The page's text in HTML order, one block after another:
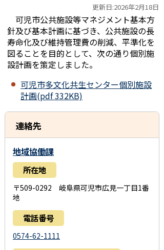
更新日:2026年2月18日
可児市公共施設等マネジメント基本方
針及び基本計画に基づき、公共施設の長
寿命化及び維持管理費の削減、平準化を
図ることを目的として、次の通り個別施
設計画を策定しました。
可児市多文化共生センター個別施設
計画(pdf 332KB)
連絡先
地域協働課
所在地
〒509-0292 岐阜県可児市広見一丁目1番
地
電話番号
0574-62-1111